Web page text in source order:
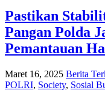
Pastikan
Pangan Polda
Pemantauan
Maret 16, 2025 Berita
POLRI, Society, Sosial